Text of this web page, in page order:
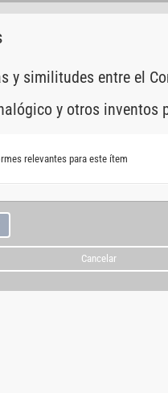
y similitudes entre el
y otros inventos
relevantes para este ítem
Cancelar